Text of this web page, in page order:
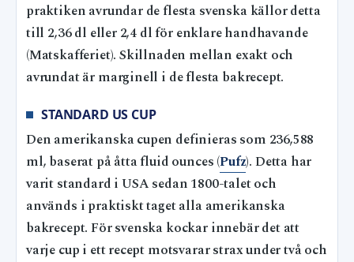
praktiken avrundar de flesta svenska källor detta
till 2,36 dl eller 2,4 dl för enklare handhavande
(Matskafferiet). Skillnaden mellan exakt och
avrundat är marginell i de flesta bakrecept.
STANDARD US CUP
Den amerikanska cupen definieras som 236,588
ml, baserat på åtta fluid ounces (Pufz). Detta har
varit standard i USA sedan 1800-talet och
används i praktiskt taget alla amerikanska
bakrecept. För svenska kockar innebär det att
varje cup i ett recept motsvarar strax under två och